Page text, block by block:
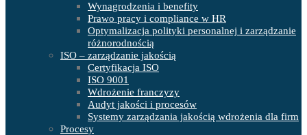
Wynagrodzenia i benefity
Prawo pracy i compliance w HR
Optymalizacja polityki personalnej i zarządzanie
różnorodnością
ISO – zarządzanie jakością
Certyfikacja ISO
ISO 9001
Wdrożenie franczyzy
Audyt jakości i procesów
Systemy zarządzania jakością wdrożenia dla firm
Procesy